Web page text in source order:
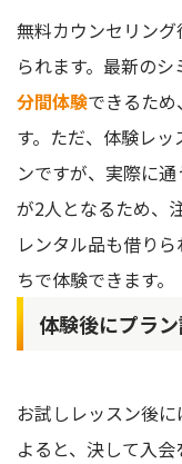
無料カウンセリング
られます。最新の
分間体験できるた
す。ただ、体験レ
ンですが、実際に
が2人となるため、
レンタル品も借り
ちで体験できます。
体験後にプラ
お試しレッスン後に
よると、決して入